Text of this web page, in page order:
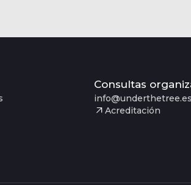
Consultas
info@underthetree.es
Acreditación